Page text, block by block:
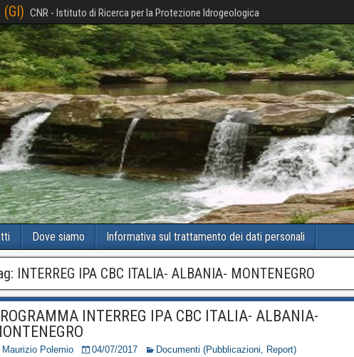
CNR - Istituto di Ricerca per la Protezione Idrogeologica
Dove siamo Informativa sul trattamento dei dati personali
INTERREG IPA CBC ITALIA- ALBANIA- MONTENEGRO
INTERREG IPA CBC ITALIA- ALBANIA-
Maurizio Polemio 04/07/2017
Documenti (Pubblicazioni, Report)